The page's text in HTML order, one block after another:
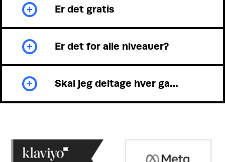
Er det gratis
Er det for alle niveauer?
Skal jeg deltage hver gang?